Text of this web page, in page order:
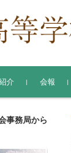
介 会報
事務局から